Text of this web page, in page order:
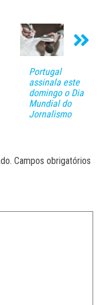
Portugal
assinala este
domingo o Dia
Mundial do
Jornalismo
Campos obrigatórios